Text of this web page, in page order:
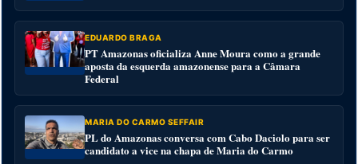
EDUARDO BRAGA
PT Amazonas oficializa Anne Moura como a grande
aposta da esquerda amazonense para a Câmara
Federal
MARIA DO CARMO SEFFAIR
PL do Amazonas conversa com Cabo Daciolo para ser
candidato a vice na chapa de Maria do Carmo